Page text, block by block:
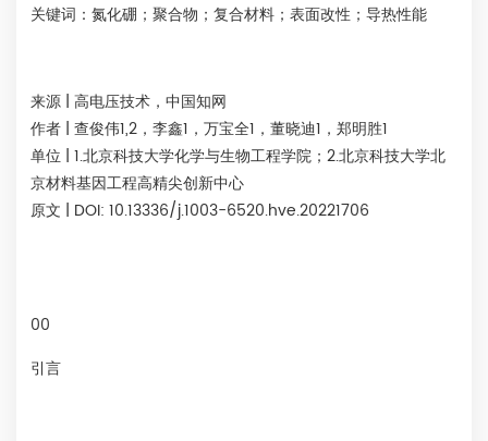
关键词： 氮化硼；聚合物；复合材料；表面改性；导热性能
来源 | 高电压技术，中国知网
作者 | 查俊伟1,2，李鑫1，万宝全1，董晓迪1，郑明胜1
单位| 1.北京科技大学化学与生物工程学院；2.北京科技大学北
京材料基因工程高精尖创新中心
原文 | DOI: 10.13336/j.1003-6520.hve.20221706
00
引言